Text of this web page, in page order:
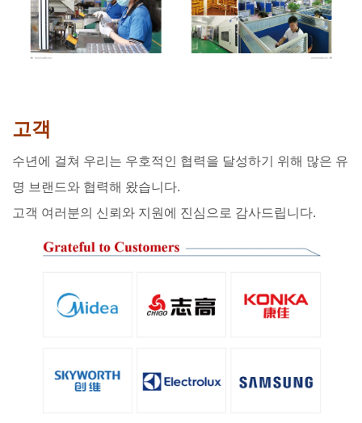
고객
수년에 걸쳐 우리는 우호적인 협력을 달성하기 위해 많은 유
명 브랜드와 협력해 왔습니다.
고객 여러분의 신뢰와 지원에 진심으로 감사드립니다.